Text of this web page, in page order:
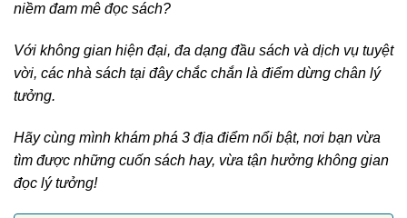
niềm đam mê đọc sách?
Với không gian hiện đại, đa dạng đầu sách và dịch vụ tuyệt
vời, các nhà sách tại đây chắc chắn là điểm dừng chân lý
tưởng.
Hãy cùng mình khám phá 3 địa điểm nổi bật, nơi bạn vừa
tìm được những cuốn sách hay, vừa tận hưởng không gian
đọc lý tưởng!